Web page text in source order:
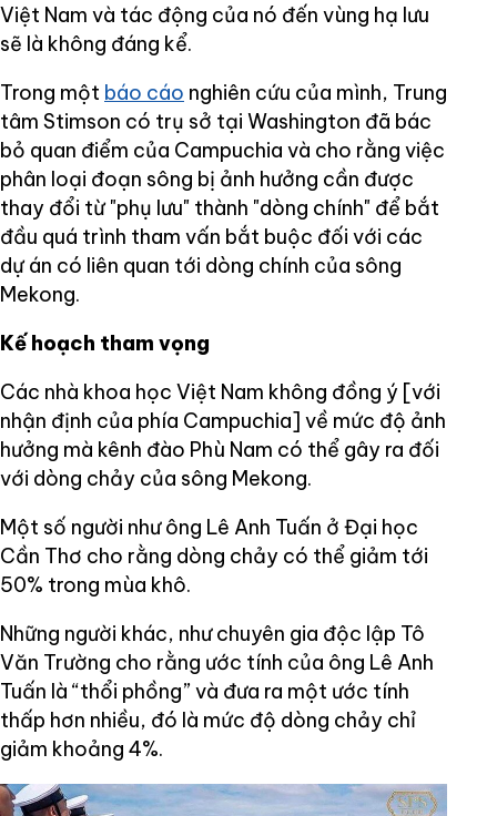
Việt Nam và tác động của nó đến vùng hạ lưu
sẽ là không đáng kể.
Trong một báo cáo nghiên cứu của mình, Trung
tâm Stimson có trụ sở tại Washington đã bác
bỏ quan điểm của Campuchia và cho rằng việc
phân loại đoạn sông bị ảnh hưởng cần được
thay đổi từ "phụ lưu" thành "dòng chính" để bắt
đầu quá trình tham vấn bắt buộc đối với các
dự án có liên quan tới dòng chính của sông
Mekong.
Kế hoạch tham vọng
Các nhà khoa học Việt Nam không đồng ý [với
nhận định của phía Campuchia] về mức độ ảnh
hưởng mà kênh đào Phù Nam có thể gây ra đối
với dòng chảy của sông Mekong.
Một số người như ông Lê Anh Tuấn ở Đại học
Cần Thơ cho rằng dòng chảy có thể giảm tới
50% trong mùa khô.
Những người khác, như chuyên gia độc lập Tô
Văn Trường cho rằng ước tính của ông Lê Anh
Tuấn là “thổi phồng” và đưa ra một ước tính
thấp hơn nhiều, đó là mức độ dòng chảy chỉ
giảm khoảng 4%.